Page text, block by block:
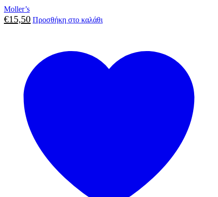
Moller’s
€15,50 Προσθήκη στο καλάθι